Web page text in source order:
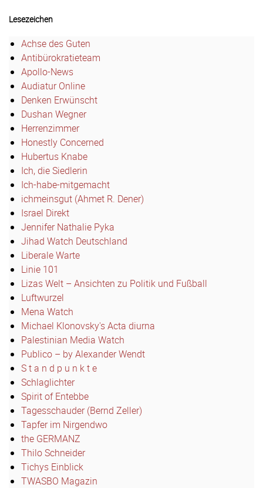
Lesezeichen
Achse des Guten
Antibürokratieteam
Apollo-News
Audiatur Online
Denken Erwünscht
Dushan Wegner
Herrenzimmer
Honestly Concerned
Hubertus Knabe
Ich, die Siedlerin
Ich-habe-mitgemacht
ichmeinsgut (Ahmet R. Dener)
Israel Direkt
Jennifer Nathalie Pyka
Jihad Watch Deutschland
Liberale Warte
Linie 101
Lizas Welt – Ansichten zu Politik und Fußball
Luftwurzel
Mena Watch
Michael Klonovsky's Acta diurna
Palestinian Media Watch
Publico – by Alexander Wendt
S t a n d p u n k t e
Schlaglichter
Spirit of Entebbe
Tagesschauder (Bernd Zeller)
Tapfer im Nirgendwo
the GERMANZ
Thilo Schneider
Tichys Einblick
TWASBO Magazin